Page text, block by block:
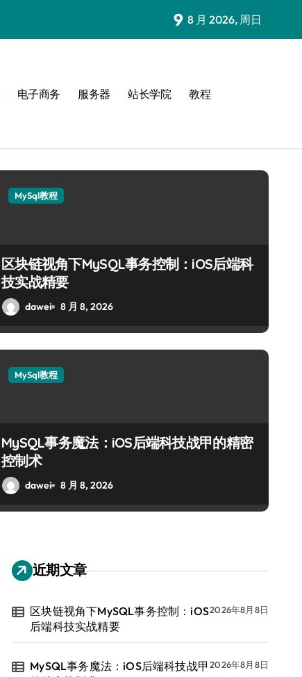
9 8 月 2026, 周日
电子商务 服务器 站长学院 教程
MySql教程
术实战
dawei 8 月 8, 2026
MySql教程
区块链视角下MySQL事务控制：iOS后端科
技实战精要
dawei 8 月 8, 2026
MySql教程
MySQL事务魔法：iOS后端科技战甲的精密
控制术
dawei 8 月 8, 2026
近期文章
区块链视角下MySQL事务控制：iOS
后端科技实战精要
2026年8月8日
MySQL事务魔法：iOS后端科技战甲 2026年8月8日